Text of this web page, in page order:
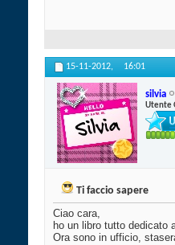
15-11-2012, 16:01
silvia
Utente
Ti faccio sapere
Ciao cara,
ho un libro tutto dedicato
Ora sono in ufficio,